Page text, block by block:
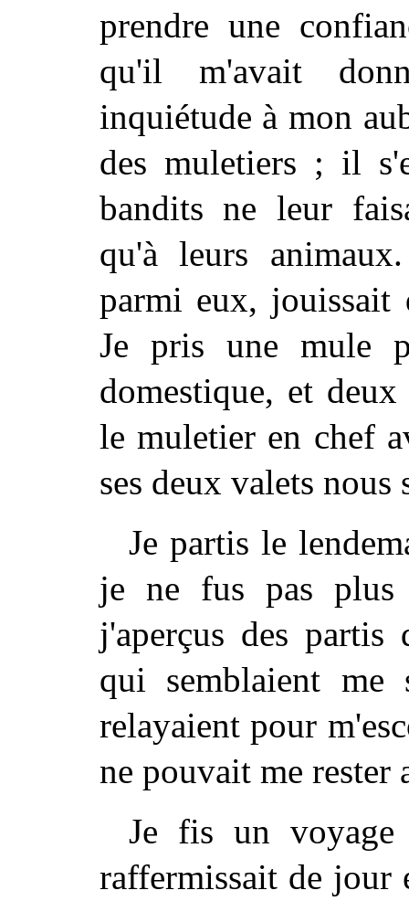
prendre une
qu'il m'avait
inquiétude à mon
des muletiers ; il
bandits ne leur
qu'à leurs
parmi eux, jouissait
Je pris une mule
domestique, et
le muletier en chef
ses deux valets
Je partis le
je ne fus pas
j'aperçus des partis
qui semblaient
relayaient pour
ne pouvait me rester
Je fis un voyage
raffermissait de jour